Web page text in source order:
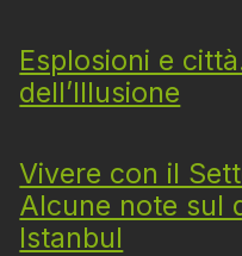
Esplosioni e
dell’Illusione
Vivere con il
Alcune note sul
Istanbul